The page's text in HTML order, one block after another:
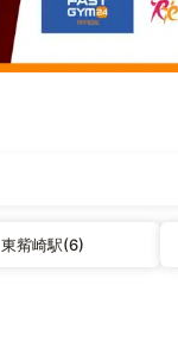
東觜崎駅(6)